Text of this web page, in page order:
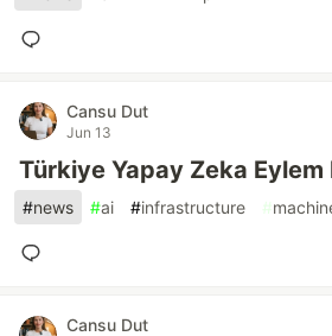
Cansu Dut
Jun 13
Türkiye Yapay Zeka Eylem
#news #ai #infrastructure #
Cansu Dut